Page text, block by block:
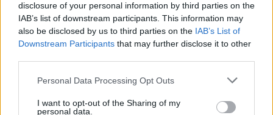
disclosure of your personal information by third parties on the
IAB’s list of downstream participants. This information may
also be disclosed by us to third parties on the IAB’s List of
Downstream Participants that may further disclose it to other
Personal Data Processing Opt Outs
I want to opt-out of the Sharing of my
personal data.
Un cittadino bene informato vive meglio nella propria
comunità. La buona informazione ha un valore. Se pensi
che facciamo una buona informazione, sostienici!
bologna
brebbia